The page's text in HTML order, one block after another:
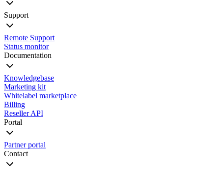
Support
Remote Support
Status monitor
Documentation
Knowledgebase
Marketing kit
Whitelabel marketplace
Billing
Reseller API
Portal
Partner portal
Contact